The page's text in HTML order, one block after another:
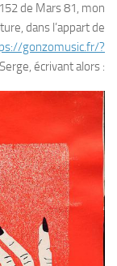
de Mars 81, mon
dans l’appart de
gonzomusic.fr/?
écrivant alors :